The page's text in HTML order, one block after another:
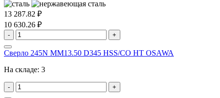
13 287.82 ₽
10 630.26 ₽
- +
Сверло 245N MM13.50 D345 HSS/CO HT OSAWA
На складе: 3
- +